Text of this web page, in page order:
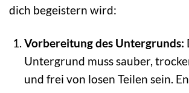
dich begeistern wird:
Vorbereitung des Untergrunds:
Untergrund muss sauber,
und frei von losen Teilen sein.